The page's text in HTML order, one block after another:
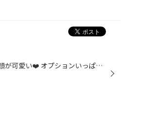
デリカミニ可愛いですよね〜 ディフェンダーみたいな顔が可愛い❤️ オプションいっぱい付けて来て、ホイールだけウチで付けてくれました！ ノーマルホイールにスタッドレスも入れたので、冬も平気ですね！お買い上げありがとうございました♪